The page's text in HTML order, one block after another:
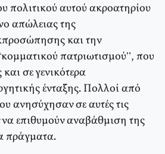
πολιτικού αυτού ακροατηρίου
απώλειας της
και την
πατριωτισμού”, που
σε γενικότερα
ένταξης. Πολλοί από
ανησύχησαν σε αυτές τις
να επιθυμούν αναβάθμιση της
πράγματα.